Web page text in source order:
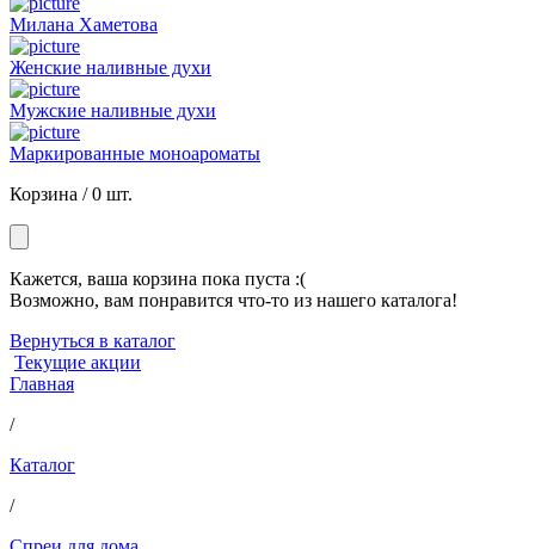
Милана Хаметова
Женские наливные духи
Мужские наливные духи
Маркированные моноароматы
Корзина /0 шт.
Кажется, ваша корзина пока пуста :(
Возможно, вам понравится что-то из нашего каталога!
Вернуться в каталог
Текущие акции
Главная
/
Каталог
/